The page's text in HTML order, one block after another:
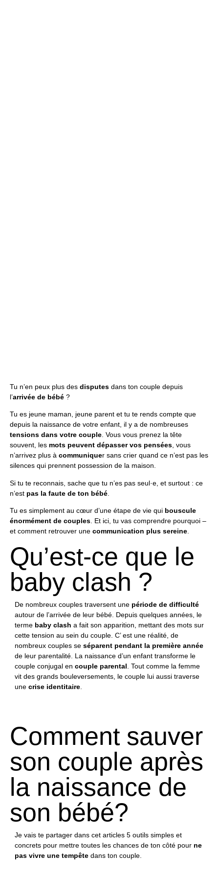
Tu n’en peux plus des disputes dans ton couple depuis
l’arrivée de bébé ?
Tu es jeune maman, jeune parent et tu te rends compte que
depuis la naissance de votre enfant, il y a de nombreuses
tensions dans votre couple. Vous vous prenez la tête
souvent, les mots peuvent dépasser vos pensées, vous
n’arrivez plus à communiquer sans crier quand ce n’est pas les
silences qui prennent possession de la maison.
Si tu te reconnais, sache que tu n’es pas seul·e, et surtout : ce
n’est pas la faute de ton bébé
Tu es simplement au cœur d’une étape de vie qui bouscule
énormément de couples. Et ici, tu vas comprendre pourquoi –
et comment retrouver une communication plus sereine.
Qu’est-ce que le
baby clash ?
De nombreux couples traversent une période de difficulté
autour de l’arrivée de leur bébé. Depuis quelques années, le
terme baby clash a fait son apparition, mettant des mots sur
cette tension au sein du couple. C’ est une réalité, de
nombreux couples se séparent pendant la première année
de leur parentalité. La naissance d’un enfant transforme le
couple conjugal en couple parental . Tout comme la femme
vit des grands bouleversements, le couple lui aussi traverse
une crise identitaire
Comment sauver
son couple après
la naissance de
son bébé?
Je vais te partager dans cet articles 5 outils simples et
concrets pour mettre toutes les chances de ton côté pour ne
pas vivre une tempête dans ton couple.